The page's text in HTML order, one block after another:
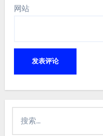
网站
索：